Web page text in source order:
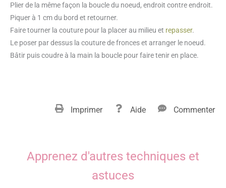
Plier de la même façon la boucle du noeud, endroit contre endroit.
Piquer à 1 cm du bord et retourner.
Faire tourner la couture pour la placer au milieu et repasser.
Le poser par dessus la couture de fronces et arranger le noeud.
Bâtir puis coudre à la main la boucle pour faire tenir en place.
Imprimer Aide Commenter
Apprenez d'autres techniques et
astuces